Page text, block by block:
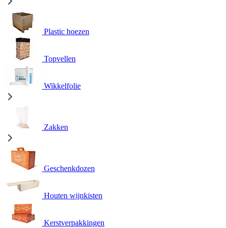
Plastic hoezen
Topvellen
Wikkelfolie
Zakken
Geschenkdozen
Houten wijnkisten
Kerstverpakkingen